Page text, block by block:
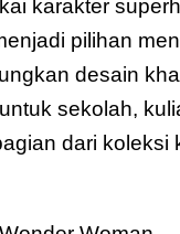
karakter
pilihan
desain
sekolah,
dari